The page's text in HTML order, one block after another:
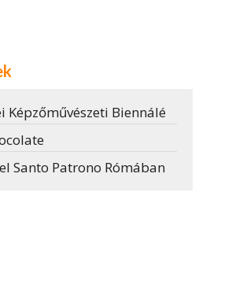
Képzőművészeti Biennálé
Santo Patrono Rómában